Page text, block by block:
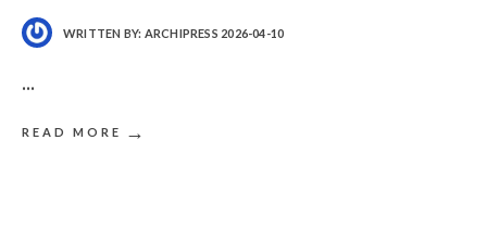
WRITTEN BY: ARCHIPRESS 2026-04-10
...
READ MORE →